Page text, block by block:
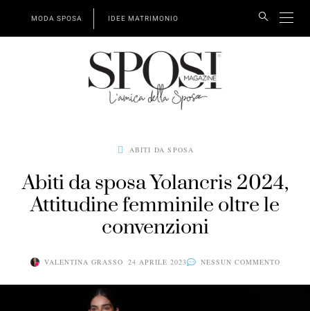
MODA SPOSA IDEE MATRIMONIO
ABITI DA SPOSA
Abiti da sposa Yolancris 2024,
Attitudine femminile oltre le
convenzioni
VALENTINA GRASSO 24 APRILE 2023 NESSUN COMMENTO